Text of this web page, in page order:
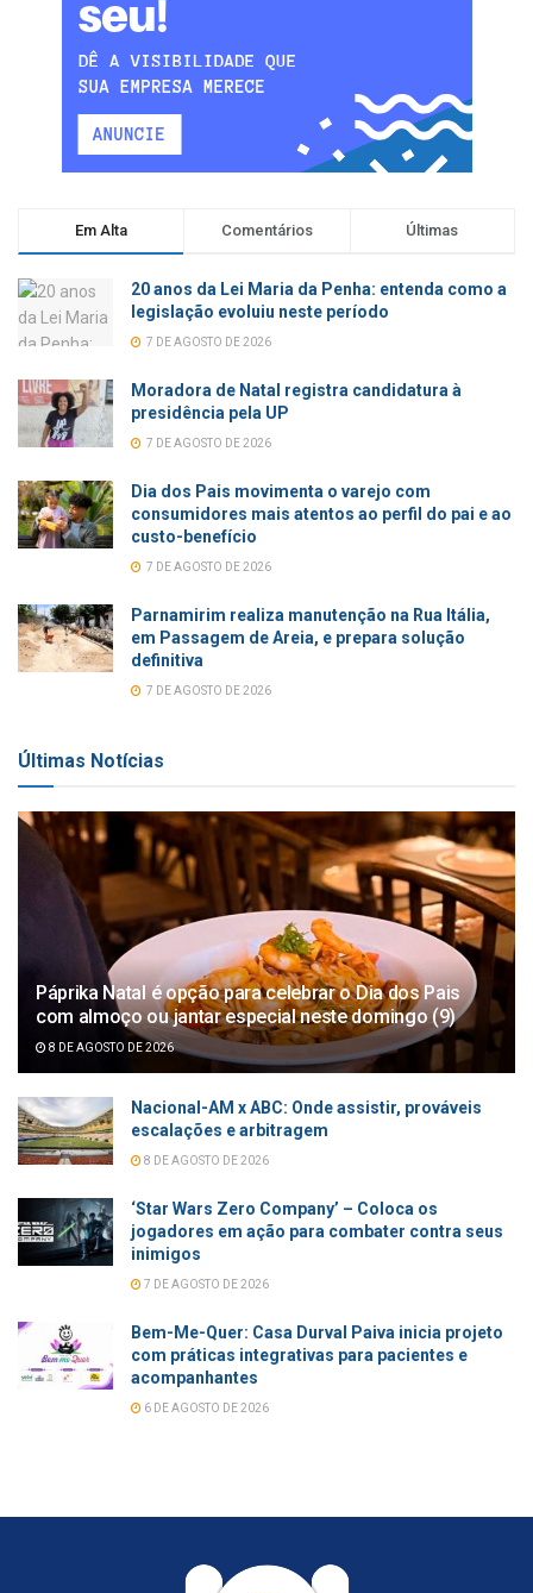
Em Alta Comentários Últimas
20 anos da Lei Maria da Penha: entenda como a
legislação evoluiu neste período
7 DE AGOSTO DE 2026
Moradora de Natal registra candidatura à
presidência pela UP
7 DE AGOSTO DE 2026
Dia dos Pais movimenta o varejo com
consumidores mais atentos ao perfil do pai e ao
custo-benefício
7 DE AGOSTO DE 2026
Parnamirim realiza manutenção na Rua Itália,
em Passagem de Areia, e prepara solução
definitiva
7 DE AGOSTO DE 2026
Últimas Notícias
Páprika Natal é opção para celebrar o Dia dos Pais
com almoço ou jantar especial neste domingo (9)
8 DE AGOSTO DE 2026
Nacional-AM x ABC: Onde assistir, prováveis
escalações e arbitragem
8 DE AGOSTO DE 2026
‘Star Wars Zero Company’ – Coloca os
jogadores em ação para combater contra seus
inimigos
7 DE AGOSTO DE 2026
Bem-Me-Quer: Casa Durval Paiva inicia projeto
com práticas integrativas para pacientes e
acompanhantes
6 DE AGOSTO DE 2026